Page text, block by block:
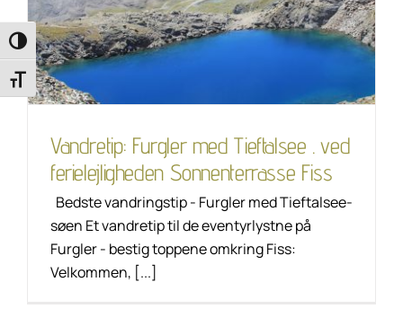
Toggle High Contrast
Toggle Font size
ferielejligheden
Sonnenterrasse Fiss
Tip til vandring
Vandretip: Furgler med Tieftalsee . ved
ferielejligheden Sonnenterrasse Fiss
Bedste vandringstip - Furgler med Tieftalsee-
søen Et vandretip til de eventyrlystne på
Furgler - bestig toppene omkring Fiss:
Velkommen, [...]